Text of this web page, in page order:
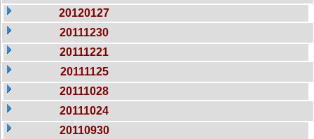
20120127
20111230
20111221
20111125
20111028
20111024
20110930